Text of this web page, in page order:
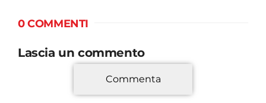
0 COMMENTI
Lascia un commento
*
Commenta